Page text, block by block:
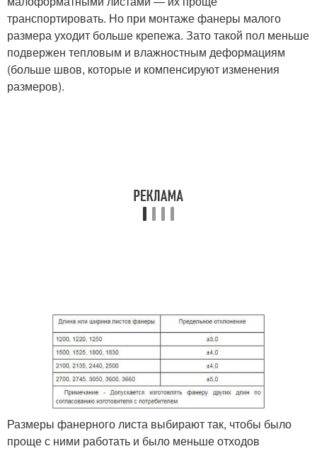
транспортировать. Но при монтаже фанеры малого
размера уходит больше крепежа. Зато такой пол меньше
подвержен тепловым и влажностным деформациям
(больше швов, которые и компенсируют изменения
размеров).
Размеры фанерного листа выбирают так, чтобы было
проще с ними работать и было меньше отходов